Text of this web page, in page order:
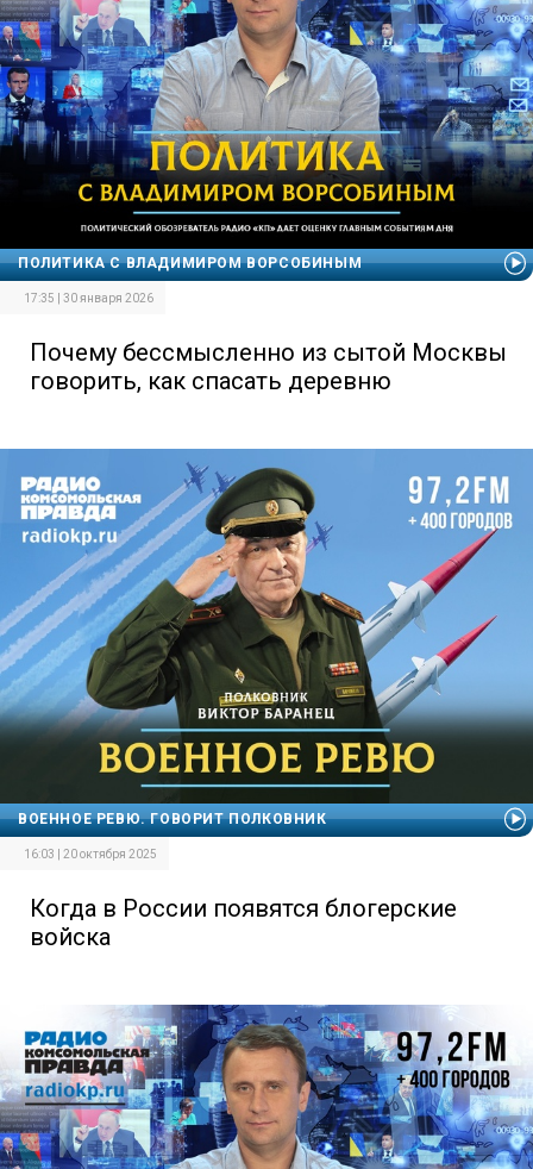
ПОЛИТИКА С ВЛАДИМИРОМ ВОРСОБИНЫМ
17:35 | 30 января 2026
Почему бессмысленно из сытой Москвы
говорить, как спасать деревню
ВОЕННОЕ РЕВЮ. ГОВОРИТ ПОЛКОВНИК
16:03 | 20 октября 2025
Когда в России появятся блогерские
войска